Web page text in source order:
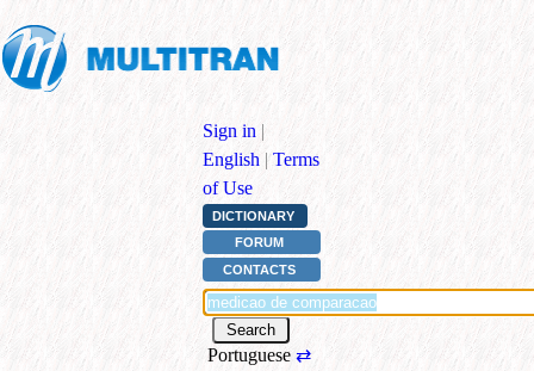
Sign in |
English | Terms
of Use
DICTIONARY
FORUM
CONTACTS
Portuguese ⇄